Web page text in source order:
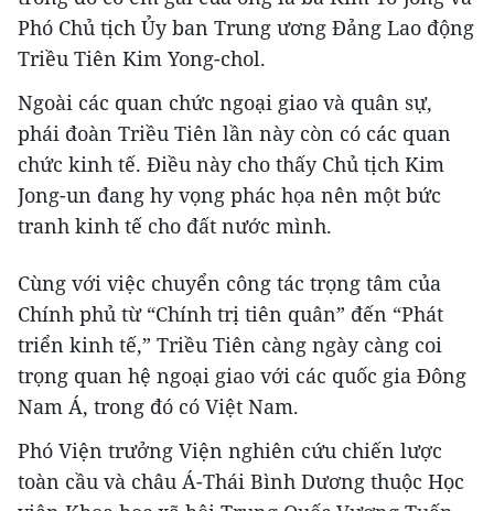
Phó Chủ tịch Ủy ban Trung ương Đảng Lao động
Triều Tiên Kim Yong-chol.
Ngoài các quan chức ngoại giao và quân sự,
phái đoàn Triều Tiên lần này còn có các quan
chức kinh tế. Điều này cho thấy Chủ tịch Kim
Jong-un đang hy vọng phác họa nên một bức
tranh kinh tế cho đất nước mình.
Cùng với việc chuyển công tác trọng tâm của
Chính phủ từ “Chính trị tiên quân” đến “Phát
triển kinh tế,” Triều Tiên càng ngày càng coi
trọng quan hệ ngoại giao với các quốc gia Đông
Nam Á, trong đó có Việt Nam.
Phó Viện trưởng Viện nghiên cứu chiến lược
toàn cầu và châu Á-Thái Bình Dương thuộc Học